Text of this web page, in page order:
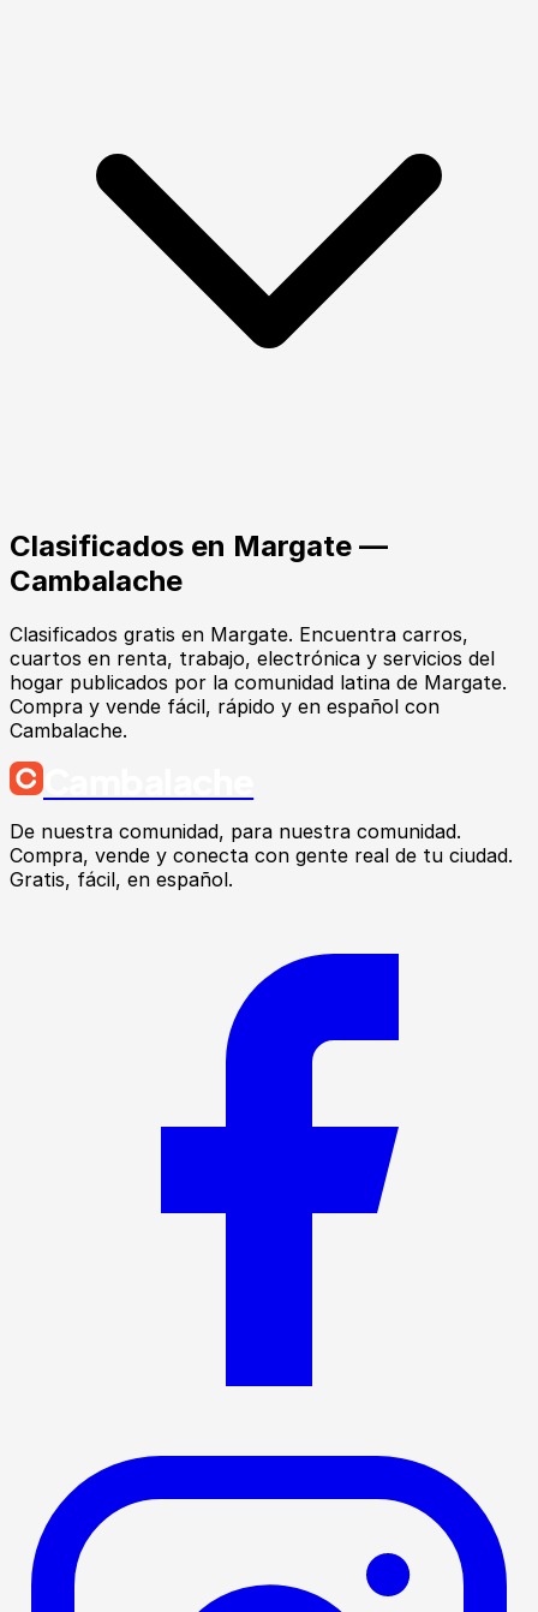
Clasificados en Margate —
Cambalache
Clasificados gratis en Margate. Encuentra carros,
cuartos en renta, trabajo, electrónica y servicios del
hogar publicados por la comunidad latina de Margate.
Compra y vende fácil, rápido y en español con
Cambalache.
De nuestra comunidad, para nuestra comunidad.
Compra, vende y conecta con gente real de tu ciudad.
Gratis, fácil, en español.